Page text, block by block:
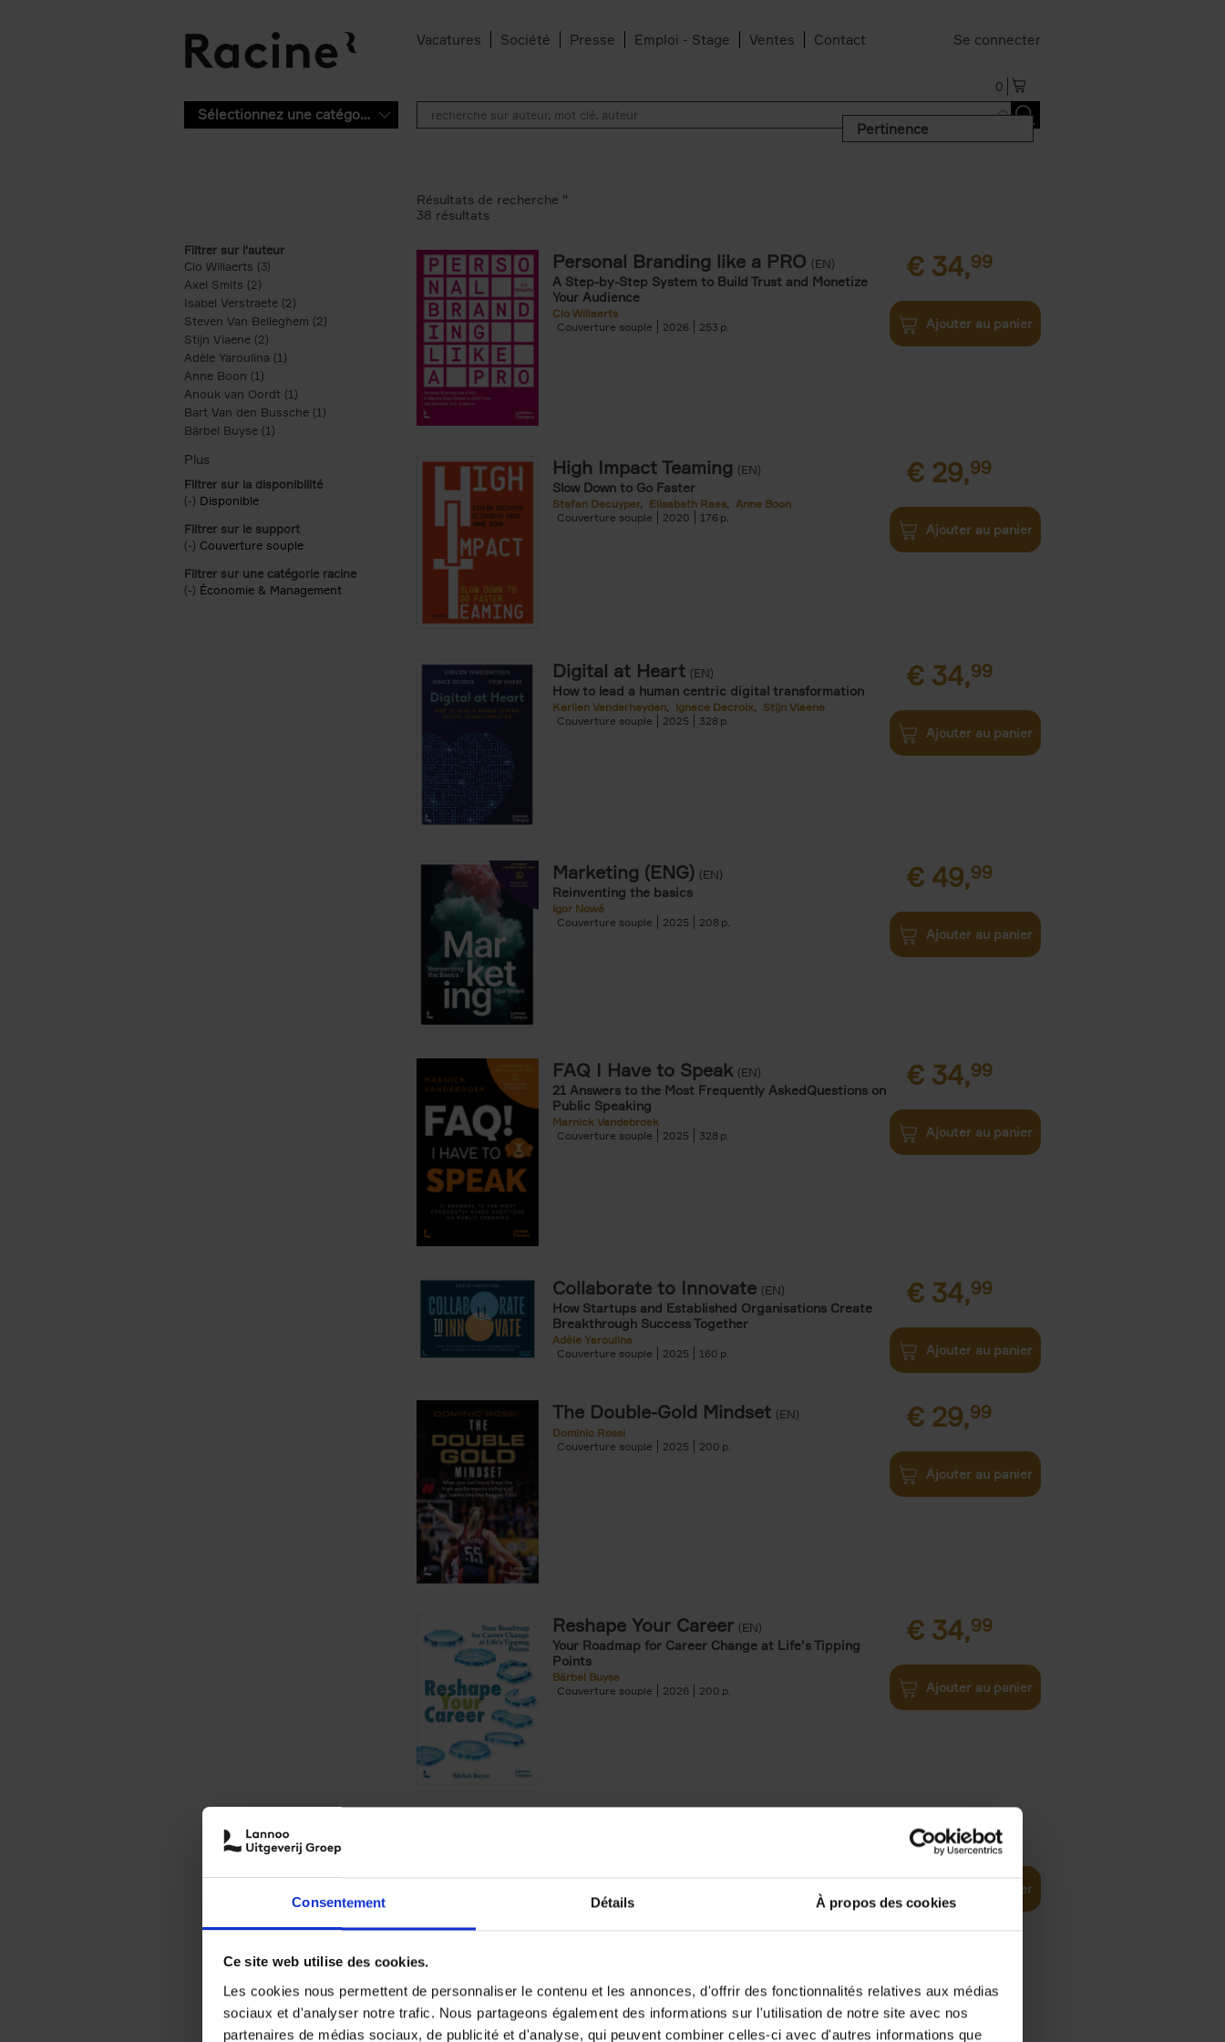
Consentement Détails À propos des cookies
Ce site web utilise des cookies.
Les cookies nous permettent de personnaliser le contenu et les annonces, d'offrir des fonctionnalités relatives aux médias
sociaux et d'analyser notre trafic. Nous partageons également des informations sur l'utilisation de notre site avec nos
partenaires de médias sociaux, de publicité et d'analyse, qui peuvent combiner celles-ci avec d'autres informations que
Vacatures Société Presse Emploi - Stage Ventes Contact Se connecter
0
Sélectionnez une catégorie
Pertinence
Filtrer sur l'auteur
Clo Willaerts (3)
Axel Smits (2)
Isabel Verstraete (2) Apply Isabel Verstraete filter
Steven Van Belleghem (2) Apply Steven Van Belleghem filter
Stijn Viaene (2)
Adèle Yaroulina (1) Apply Adèle Yaroulina filter
Anne Boon (1)
Anouk van Oordt (1) Apply Anouk van Oordt filter
Bart Van den Bussche (1) Apply Bart Van den Bussche filter
Bärbel Buyse (1)
Filtrer sur la disponibilité
(-) Remove Disponible filter
Disponible
Filtrer sur le support
(-) Remove Couverture souple filter
Couverture souple
Filtrer sur une catégorie racine
(-) Remove Économie & Management filter
Économie & Management
Résultats de recherche ''
38 résultats
Personal Branding like a PRO (EN)
A Step-by-Step System to Build Trust and Monetize
Your Audience
Clo Willaerts
Couverture souple
2026 253
€ 34,99
Ajouter au panier
High Impact Teaming (EN)
Slow Down to Go Faster
Stefan Decuyper Elisabeth Raes
Anne Boon
Couverture souple
2020 176
€ 29,99
Ajouter au panier
Digital at Heart (EN)
How to lead a human centric digital transformation
Karlien Vanderheyden Ignace Decroix
Stijn Viaene
Couverture souple
2025 328
€ 34,99
Ajouter au panier
Marketing (ENG) (EN)
Reinventing the basics
Igor Nowé
Couverture souple
2025 208
€ 49,99
Ajouter au panier
FAQ I Have to Speak (EN)
21 Answers to the Most Frequently AskedQuestions on
Public Speaking
Marnick Vandebroek
Couverture souple
2025 328
€ 34,99
Ajouter au panier
Collaborate to Innovate (EN)
How Startups and Established Organisations Create
Breakthrough Success Together
Adèle Yaroulina
Couverture souple
2025 160
€ 34,99
Ajouter au panier
The Double-Gold Mindset (EN)
Dominic Rossi
Couverture souple
2025 200
€ 29,99
Ajouter au panier
Reshape Your Career (EN)
Your Roadmap for Career Change at Life’s Tipping
Points
Bärbel Buyse
Couverture souple
2026 200
€ 34,99
Ajouter au panier
Jackie Janssen
€34,99
Ajouter au panier
The Digital Leadership Practice
€34,99